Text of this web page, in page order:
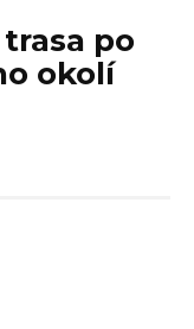
po
okolí